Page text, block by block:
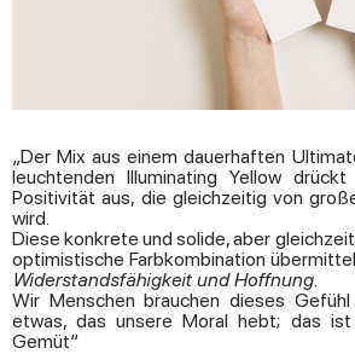
„Der Mix aus einem dauerhaften
leuchtenden Illuminating Yellow
Positivität aus, die gleichzeitig von
wird.
Diese konkrete und solide, aber
optimistische Farbkombination
Widerstandsfähigkeit und Hoffnung.
Wir Menschen brauchen dieses
etwas, das unsere Moral hebt; das
Gemüt“